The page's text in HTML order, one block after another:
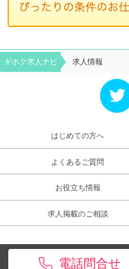
ギホク求⼈ナビ 求人情報
はじめての方へ
よくあるご質問
お役立ち情報
求人掲載のご相談
電話問合せ